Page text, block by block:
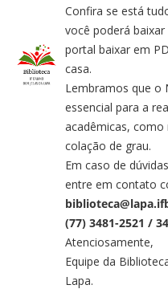
Confira se está
você poderá
portal baixar em
casa.
Lembramos que o
essencial para a
acadêmicas,
colação de grau.
Em caso de
entre em contato
(77) 3481-2521 /
Atenciosamente,
Equipe da
Lapa.